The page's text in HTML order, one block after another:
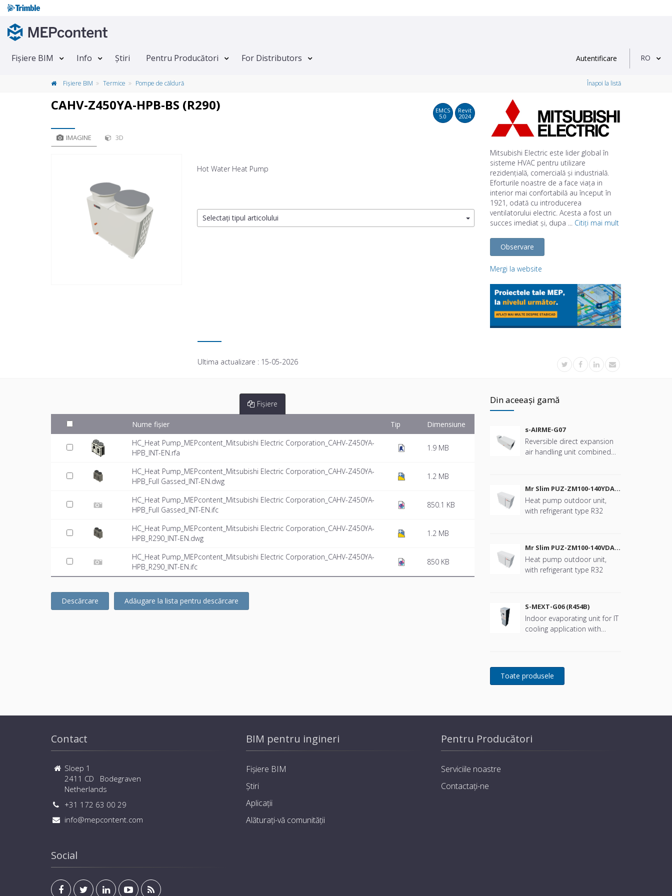
Fișiere BIM Info Știri Pentru Producători For Distributors Autentificare RO
Fișiere BIM Termice Pompe de căldură Înapoi la listă
CAHV-Z450YA-HPB-BS (R290)
EMCS
5.0
Revit
2024
IMAGINE 3D
Hot Water Heat Pump
Selectați tipul articolului
Mitsubishi Electric este lider global în
sisteme HVAC pentru utilizare
rezidențială, comercială și industrială.
Eforturile noastre de a face viața in
interior mai confortabilă au început în
1921, odată cu introducerea
ventilatorului electric. Acesta a fost un
succes imediat și, dupa ... Citiți mai mult
Observare
Mergi la website
Ultima actualizare : 15-05-2026
Fișiere
Nume fișier Tip
Dimensiune
HC_Heat Pump_MEPcontent_Mitsubishi Electric Corporation_CAHV-Z450YA-
HPB_INT-EN.rfa
1.9 MB
HC_Heat Pump_MEPcontent_Mitsubishi Electric Corporation_CAHV-Z450YA-
HPB_Full Gassed_INT-EN.dwg
1.2 MB
HC_Heat Pump_MEPcontent_Mitsubishi Electric Corporation_CAHV-Z450YA-
HPB_Full Gassed_INT-EN.ifc
850.1 KB
HC_Heat Pump_MEPcontent_Mitsubishi Electric Corporation_CAHV-Z450YA-
HPB_R290_INT-EN.dwg
1.2 MB
HC_Heat Pump_MEPcontent_Mitsubishi Electric Corporation_CAHV-Z450YA-
HPB_R290_INT-EN.ifc
850 KB
Descărcare Adăugare la lista pentru descărcare
Din aceeași gamă
s-AIRME-G07
Reversible direct expansion
air handling unit combined
Mr Slim PUZ-ZM100-140YDA
(R32)
Heat pump outdoor unit,
with refrigerant type R32
Mr Slim PUZ-ZM100-140VDA
(R32)
Heat pump outdoor unit,
with refrigerant type R32
S-MEXT-G06 (R454B)
Indoor evaporating unit for IT
cooling application with
Contact
Sloep 1
2411 CD Bodegraven
Netherlands
+31 172 63 00 29
info@mepcontent.com
Social
BIM pentru ingineri
Fișiere BIM
Știri
Aplicații
Alăturați-vă comunității
Pentru Producători
Serviciile noastre
Contactați-ne